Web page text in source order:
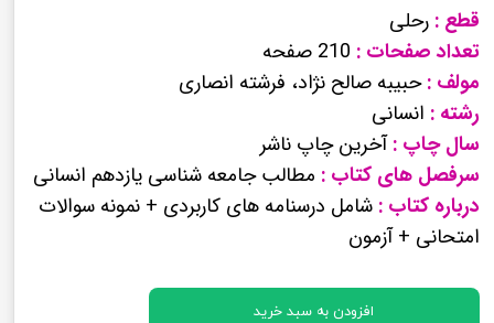
قطع : رحلی
تعداد صفحات : 210 صفحه
مولف :حبیبه صالح نژاد، فرشته انصاری
رشته : انسانی
سال چاپ :آخرین چاپ ناشر
سرفصل های کتاب : مطالب جامعه شناسی یازدهم انسانی
درباره کتاب : شامل درسنامه های کاربردی + نمونه سوالات
امتحانی + آزمون
افزودن به سبد خرید